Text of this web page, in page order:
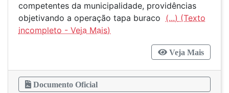
competentes da municipalidade, providências
objetivando a operação tapa buraco (...)
Veja Mais
Documento Oficial